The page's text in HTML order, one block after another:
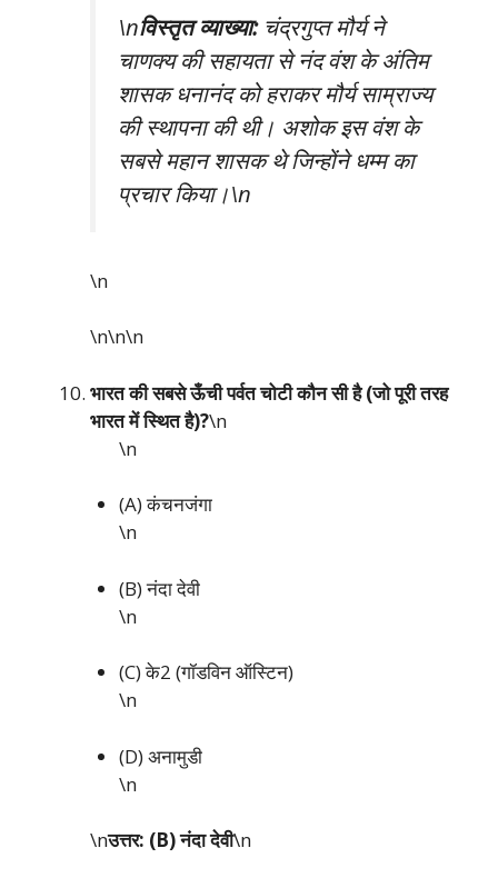
\nविस्तृत व्याख्या:चंद्रगुप्त मौर्य ने
चाणक्य की सहायता से नंद वंश के अंतिम
शासक धनानंद को हराकर मौर्य साम्राज्य
की स्थापना की थी। अशोक इस वंश के
सबसे महान शासक थे जिन्होंने धम्म का
प्रचार किया।\n
\n
\n\n\n
भारत की सबसे ऊँची पर्वत चोटी कौन सी है (जो पूरी तरह
भारत में स्थित है)?\n
\n
(A) कंचनजंगा
\n
(B) नंदा देवी
\n
(C) के2 (गॉडविन ऑस्टिन)
\n
(D) अनामुडी
\n
\nउत्तर: (B) नंदा देवी\n